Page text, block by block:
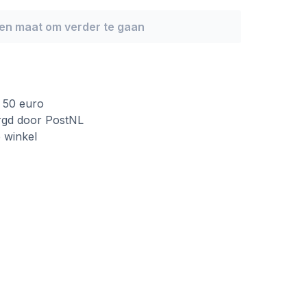
maat om verder te gaan
50 euro
door PostNL
winkel